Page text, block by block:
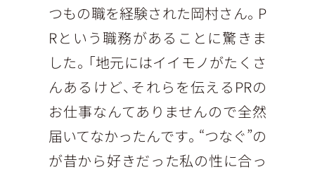
つもの職を経験された岡村さん。P
Rという職務があることに驚きま
した。「地元にはイイモノがたくさ
んあるけど、それらを伝えるPRの
お仕事なんてありませんので全然
届いてなかったんです。“つなぐ”の
が昔から好きだった私の性に合っ